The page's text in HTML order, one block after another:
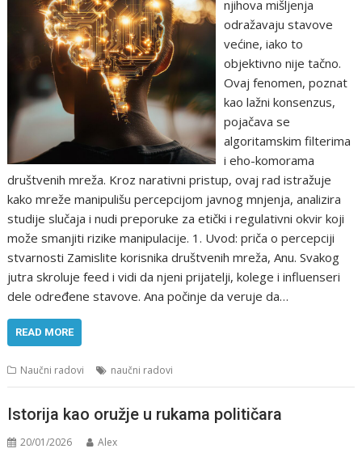
njihova mišljenja
odražavaju stavove
većine, iako to
objektivno nije tačno.
Ovaj fenomen, poznat
kao lažni konsenzus,
pojačava se
algoritamskim filterima
i eho-komorama
društvenih mreža. Kroz narativni pristup, ovaj rad istražuje
kako mreže manipulišu percepcijom javnog mnjenja, analizira
studije slučaja i nudi preporuke za etički i regulativni okvir koji
može smanjiti rizike manipulacije. 1. Uvod: priča o percepciji
stvarnosti Zamislite korisnika društvenih mreža, Anu. Svakog
jutra skroluje feed i vidi da njeni prijatelji, kolege i influenseri
dele određene stavove. Ana počinje da veruje da…
READ MORE
Naučni radovi naučni radovi
Istorija kao oružje u rukama političara
20/01/2026 Alex